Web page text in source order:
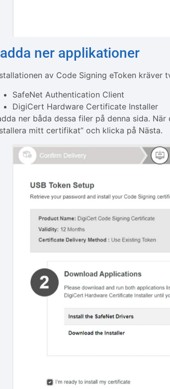
ner applikationer
av Code Signing eToken kräver
SafeNet Authentication Client
DigiCert Hardware Certificate Installer
ner båda dessa filer på denna sida.
mitt certifikat” och klicka på Nästa.